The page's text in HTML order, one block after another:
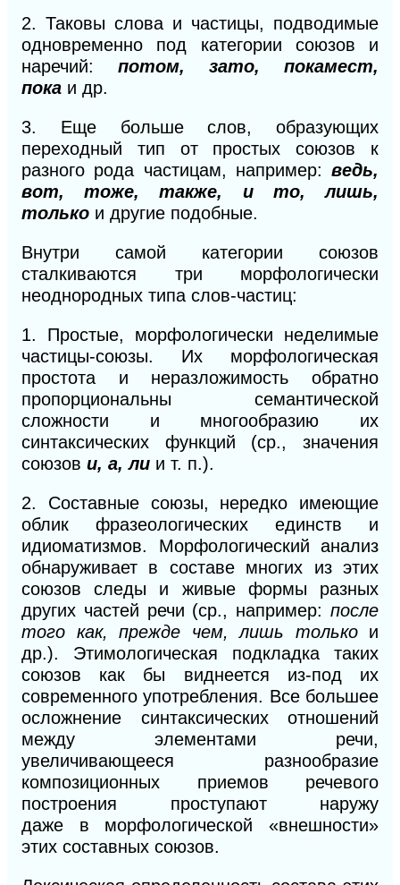
2. Таковы слова и частицы, подводимые
одновременно под категории союзов и
наречий: потом, зато, покамест,
пока и др.
3.
Еще больше слов, образующих
переходный тип от простых союзов к
разного рода частицам, например: ведь,
вот, тоже, также, и то, лишь,
только и другие подобные.
Внутри самой категории союзов
сталкиваются три морфологически
неоднородных типа слов-частиц:
1.
Простые, морфологически неделимые
частицы-союзы. Их морфологическая
простота и неразложимость обратно
пропорциональны семантической
сложности и многообразию их
синтаксических функций (ср., значения
союзов и, а, ли и т. п.).
2.
Составные союзы, нередко имеющие
облик фразеологических единств и
идиоматизмов. Морфологический анализ
обнаруживает в составе многих из этих
союзов следы и живые формы разных
других частей речи (ср., например: после
того как, прежде чем, лишь только и
др.). Этимологическая подкладка таких
союзов как бы виднеется из-под их
современного употребления. Все большее
осложнение синтаксических отношений
между элементами речи,
увеличивающееся разнообразие
композиционных приемов речевого
построения проступают наружу
даже в морфологической «внешности»
этих составных союзов.